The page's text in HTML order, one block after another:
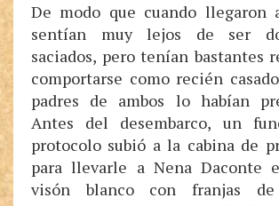
De modo que cuando llegaron
sentían muy lejos de ser
saciados, pero tenían bastantes
comportarse como recién
padres de ambos lo habían
Antes del desembarco, un
protocolo subió a la cabina de
para llevarle a Nena Daconte
visón blanco con franjas